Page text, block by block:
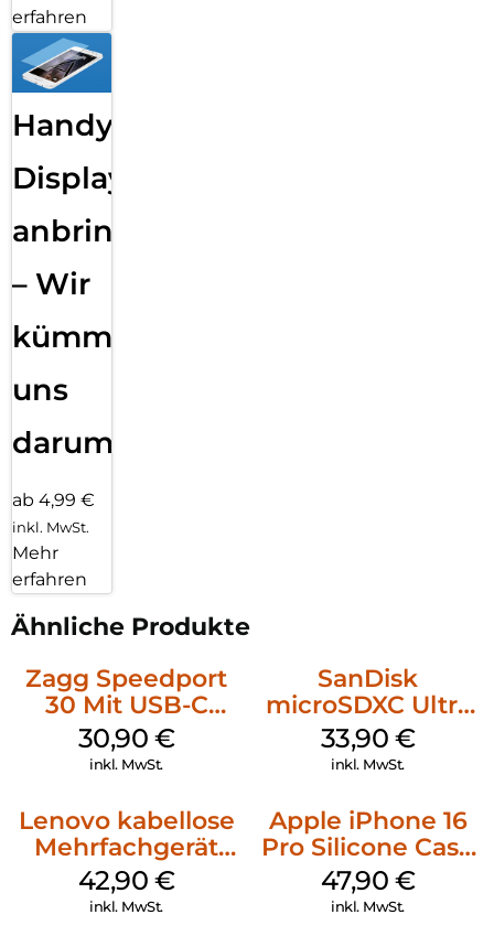
erfahren
Handy
Displayfolie
anbringen
– Wir
kümmern
uns
darum!
ab 4,99 €
inkl. MwSt.
Mehr
erfahren
Ähnliche Produkte
Zagg Speedport
30 Mit USB-C
Kabel Weiß
30,90 €
inkl. MwSt.
SanDisk
microSDXC Ultra
128 GB + Adapter
Mobile
33,90 €
inkl. MwSt.
Lenovo kabellose
Mehrfachgerät
Luna Grey
42,90 €
inkl. MwSt.
Apple iPhone 16
Pro Silicone Case
MagSafe Denim
47,90 €
inkl. MwSt.